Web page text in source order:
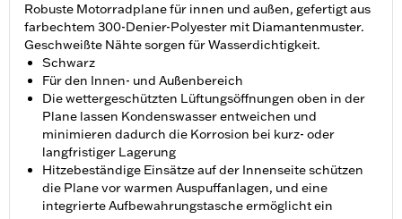
Robuste Motorradplane für innen und außen, gefertigt aus
farbechtem 300-Denier-Polyester mit Diamantenmuster.
Geschweißte Nähte sorgen für Wasserdichtigkeit.
Schwarz
Für den Innen- und Außenbereich
Die wettergeschützten Lüftungsöffnungen oben in der
Plane lassen Kondenswasser entweichen und
minimieren dadurch die Korrosion bei kurz- oder
langfristiger Lagerung
Hitzebeständige Einsätze auf der Innenseite schützen
die Plane vor warmen Auspuffanlagen, und eine
integrierte Aufbewahrungstasche ermöglicht ein